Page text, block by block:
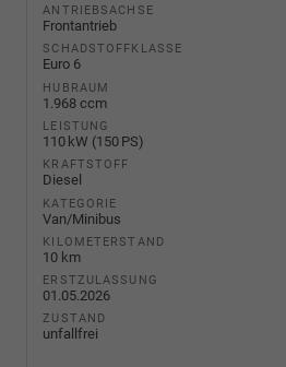
ANTRIEBSACHSE
Frontantrieb
SCHADSTOFFKLASSE
Euro 6
HUBRAUM
1.968 ccm
LEISTUNG
110 kW (150 PS)
KRAFTSTOFF
Diesel
KATEGORIE
Van/Minibus
KILOMETERSTAND
10 km
ERSTZULASSUNG
01.05.2026
ZUSTAND
unfallfrei